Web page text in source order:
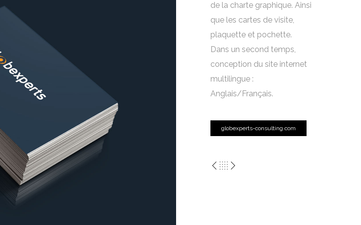
de la charte graphique. Ainsi
que les cartes de visite,
plaquette et pochette.
Dans un second temps,
conception du site internet
multilingue :
Anglais/Français.
globexperts-consulting.com